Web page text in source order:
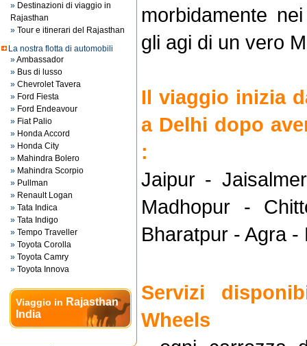
» Destinazioni di viaggio in
Rajasthan
» Tour e itinerari del Rajasthan
La nostra flotta di automobili
»Ambassador
» Bus di lusso
» Chevrolet Tavera
» Ford Fiesta
» Ford Endeavour
» Fiat Palio
» Honda Accord
» Honda City
» Mahindra Bolero
» Mahindra Scorpio
» Pullman
» Renault Logan
» Tata Indica
» Tata Indigo
» Tempo Traveller
» Toyota Corolla
» Toyota Camry
» Toyota Innova
Viaggio in Rajasthan
India
morbidamente
gli agi di un vero
Il viaggio inizia
a Delhi dopo
:
Jaipur -
Madhopur -
Bharatpur - Agra -
Servizi
Wheels